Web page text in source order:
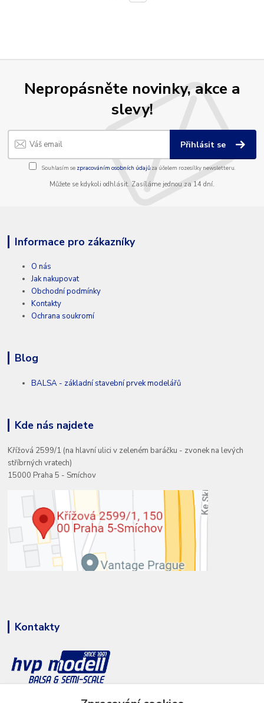
Nepropásněte novinky, akce a
slevy!
Přihlásit se
Souhlasím se zpracováním osobních údajůza účelem rozesílky newsletteru.
Můžete se kdykoli odhlásit. Zasíláme jednou za 14 dní.
Informace pro zákazníky
O nás
Jak nakupovat
Obchodní podmínky
Kontakty
Ochrana soukromí
Blog
BALSA - základní stavební prvek modelářů
Kde nás najdete
Křížová 2599/1 (na hlavní ulici v zeleném baráčku - zvonek na levých
stříbrných vratech)
15000 Praha 5 - Smíchov
Kontakty